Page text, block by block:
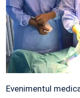
Evenimentul